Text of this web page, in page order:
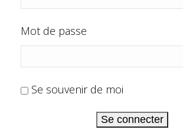
Mot de passe
Se souvenir de moi
Se connecter